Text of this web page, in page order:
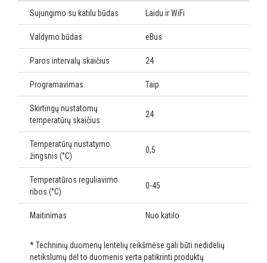
Sujungimo su katilu būdas Laidu ir WiFi
Valdymo būdas eBus
Paros intervalų skaičius 24
Programavimas Taip
Skirtingų nustatomų
temperatūrų skaičius
24
Temperatūrų nustatymo
žingsnis (°C)
0,5
Temperatūros reguliavimo
ribos (°C)
0-45
Maitinimas Nuo katilo
* Techninių duomenų lentelių reikšmėse gali būti nedidelių
netikslumų dėl to duomenis verta patikrinti produktų